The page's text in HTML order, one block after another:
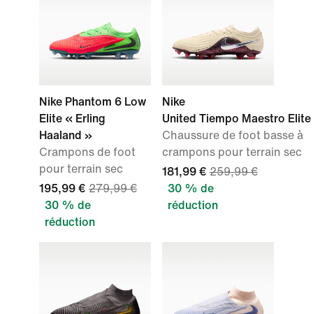
Nike Phantom 6 Low
Elite « Erling
Haaland »
Crampons de foot
pour terrain sec
195,99 € 279,99 €
30 % de
réduction
Nike
United Tiempo Maestro Elite
Chaussure de foot basse à
crampons pour terrain sec
181,99 € 259,99 €
30 % de
réduction